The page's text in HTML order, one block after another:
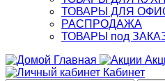
ТОВАРЫ ДЛЯ
РАСПРОДАЖА
ТОВАРЫ под
Главная
Кабинет